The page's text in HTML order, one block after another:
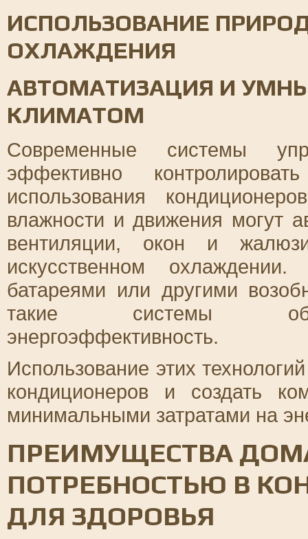
ИСПОЛЬЗОВАНИЕ
ОХЛАЖДЕНИЯ
АВТОМАТИЗАЦИЯ И
КЛИМАТОМ
Современные системы
эффективно
использования
влажности и движения могут
вентиляции, окон и
искусственном
батареями или другими
такие системы
энергоэффективность.
Использование этих
кондиционеров и создать
минимальными затратами на
ПРЕИМУЩЕСТВА
ПОТРЕБНОСТЬЮ В
ДЛЯ ЗДОРОВЬЯ